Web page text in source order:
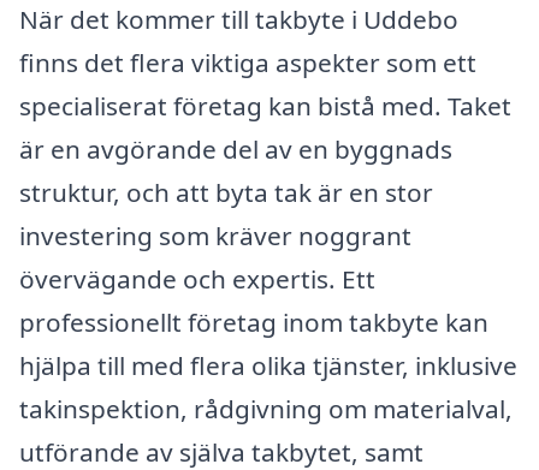
När det kommer till takbyte i Uddebo
finns det flera viktiga aspekter som ett
specialiserat företag kan bistå med. Taket
är en avgörande del av en byggnads
struktur, och att byta tak är en stor
investering som kräver noggrant
övervägande och expertis. Ett
professionellt företag inom takbyte kan
hjälpa till med flera olika tjänster, inklusive
takinspektion, rådgivning om materialval,
utförande av själva takbytet, samt